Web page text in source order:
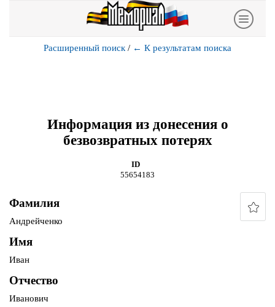
Расширенный поиск / ← К результатам поиска
Информация из донесения о
безвозвратных потерях
ID
55654183
Фамилия
Андрейченко
Имя
Иван
Отчество
Иванович